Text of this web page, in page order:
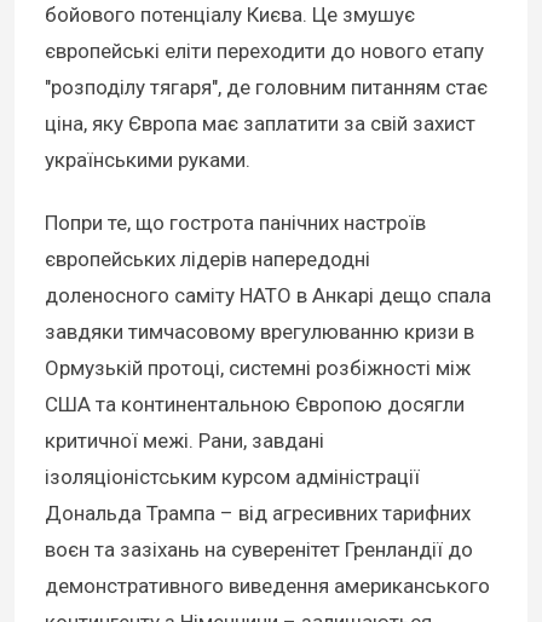
бойового потенціалу Києва. Це змушує
європейські еліти переходити до нового етапу
"розподілу тягаря", де головним питанням стає
ціна, яку Європа має заплатити за свій захист
українськими руками.
Попри те, що гострота панічних настроїв
європейських лідерів напередодні
доленосного саміту НАТО в Анкарі дещо спала
завдяки тимчасовому врегулюванню кризи в
Ормузькій протоці, системні розбіжності між
США та континентальною Європою досягли
критичної межі. Рани, завдані
ізоляціоністським курсом адміністрації
Дональда Трампа – від агресивних тарифних
воєн та зазіхань на суверенітет Гренландії до
демонстративного виведення американського